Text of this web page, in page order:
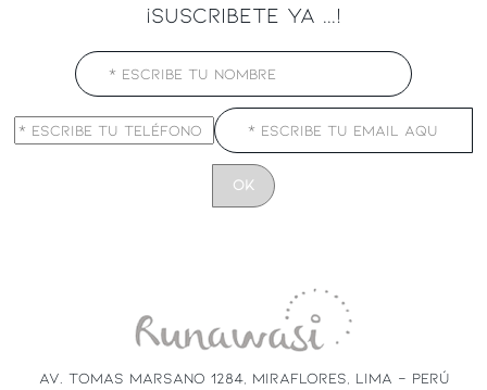
¡SUSCRIBETE YA ...!
BLANK.AV. TOMAS MARSANO 1284, MIRAFLORES, LIMA - PERÚ